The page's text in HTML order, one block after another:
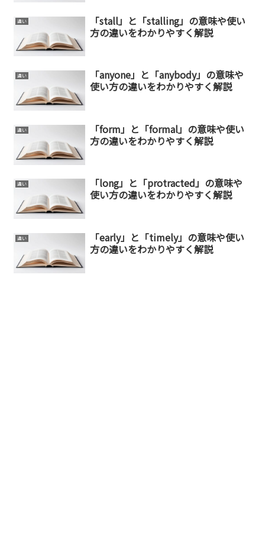
違い
「stall」と「stalling」の意味や使い
方の違いをわかりやすく解説
違い
「anyone」と「anybody」の意味や
使い方の違いをわかりやすく解説
違い
「form」と「formal」の意味や使い
方の違いをわかりやすく解説
違い
「long」と「protracted」の意味や
使い方の違いをわかりやすく解説
違い
「early」と「timely」の意味や使い
方の違いをわかりやすく解説